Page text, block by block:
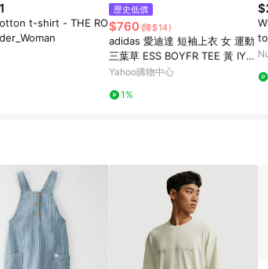
t-shirt - THE RO
歷史低價
$760 (降$14)
adidas 愛迪達 短袖上衣 女 運動
三葉草 ESS BOYFR TEE 黃 IY73
29
Yahoo購物中心
1%